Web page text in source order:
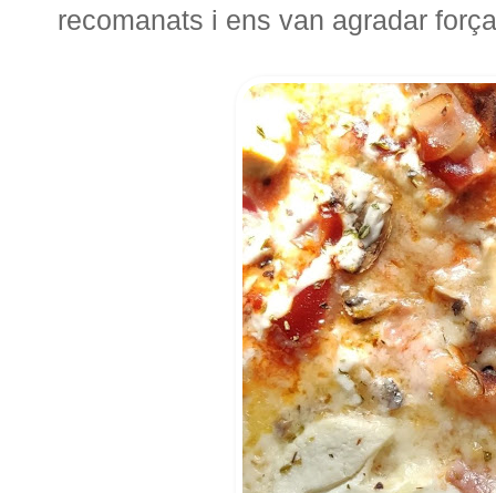
recomanats i ens van agradar